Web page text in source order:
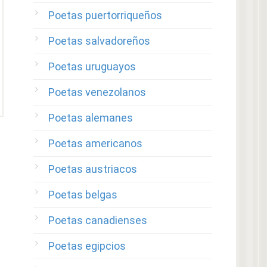
Poetas puertorriqueños
Poetas salvadoreños
Poetas uruguayos
Poetas venezolanos
Poetas alemanes
Poetas americanos
Poetas austriacos
Poetas belgas
Poetas canadienses
Poetas egipcios